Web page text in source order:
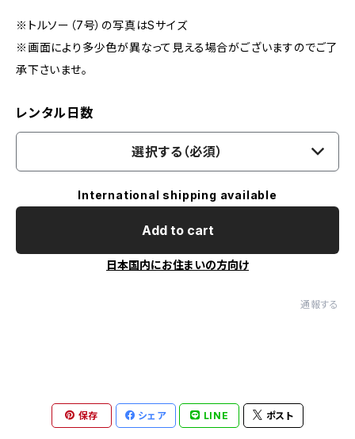
※トルソー（7号）の写真はSサイズ
※画面により多少色が異なって見える場合がございますのでご了
承下さいませ。
レンタル日数
選択する（必須）
International shipping available
Add to cart
日本国内にお住まいの方向け
通報する
保存 シェア LINE ポスト